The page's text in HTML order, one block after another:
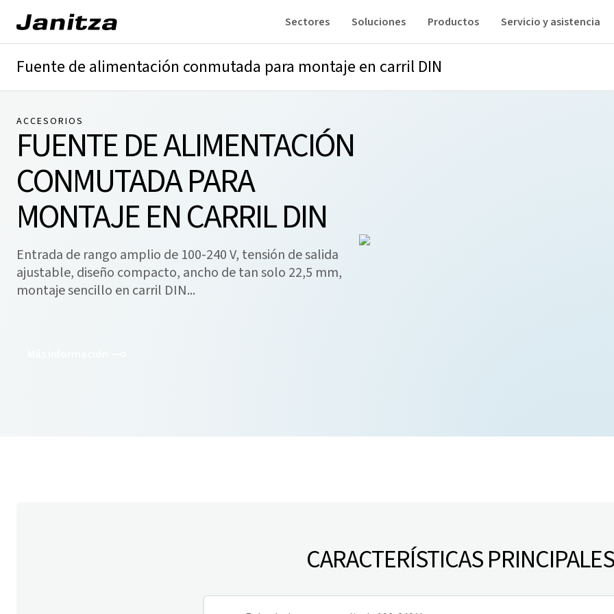
Sectores Soluciones Productos Servicio y asistencia
Fuente de alimentación conmutada para montaje en carril DIN
ACCESORIOS
FUENTE DE ALIMENTACIÓN
CONMUTADA PARA
MONTAJE EN CARRIL DIN
Entrada de rango amplio de 100-240 V, tensión de salida
ajustable, diseño compacto, ancho de tan solo 22,5 mm,
montaje sencillo en carril DIN...
CARACTERÍSTICAS PRINCIPALES